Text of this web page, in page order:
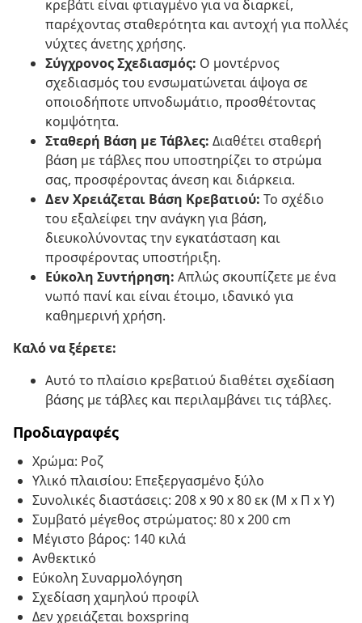
κρεβάτι είναι φτιαγμένο για να διαρκεί,
παρέχοντας σταθερότητα και αντοχή για πολλές
νύχτες άνετης χρήσης.
Σύγχρονος Σχεδιασμός: Ο μοντέρνος
σχεδιασμός του ενσωματώνεται άψογα σε
οποιοδήποτε υπνοδωμάτιο, προσθέτοντας
κομψότητα.
Σταθερή Βάση με Τάβλες: Διαθέτει σταθερή
βάση με τάβλες που υποστηρίζει το στρώμα
σας, προσφέροντας άνεση και διάρκεια.
Δεν Χρειάζεται Βάση Κρεβατιού: Το σχέδιο
του εξαλείφει την ανάγκη για βάση,
διευκολύνοντας την εγκατάσταση και
προσφέροντας υποστήριξη.
Εύκολη Συντήρηση: Απλώς σκουπίζετε με ένα
νωπό πανί και είναι έτοιμο, ιδανικό για
καθημερινή χρήση.
Καλό να ξέρετε:
Αυτό το πλαίσιο κρεβατιού διαθέτει σχεδίαση
βάσης με τάβλες και περιλαμβάνει τις τάβλες.
Προδιαγραφές
Χρώμα: Ροζ
Υλικό πλαισίου: Επεξεργασμένο ξύλο
Συνολικές διαστάσεις: 208 x 90 x 80 εκ (Μ x Π x Υ)
Συμβατό μέγεθος στρώματος: 80 x 200 cm
Μέγιστο βάρος: 140 κιλά
Ανθεκτικό
Εύκολη Συναρμολόγηση
Σχεδίαση χαμηλού προφίλ
Δεν χρειάζεται boxspring